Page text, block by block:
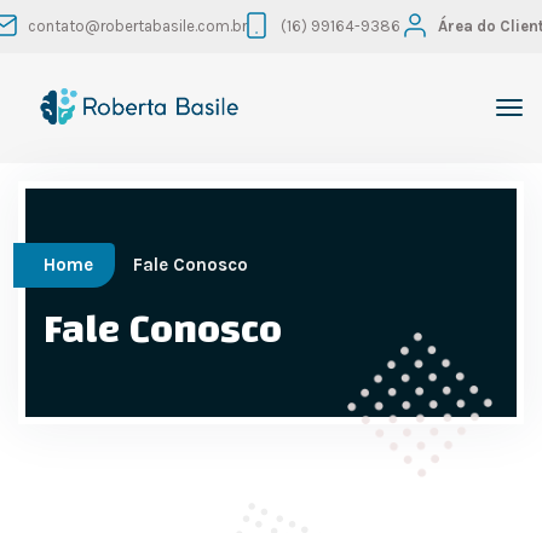
contato@robertabasile.com.br (16) 99164-9386 Área do
Home Fale Conosco
Fale Conosco